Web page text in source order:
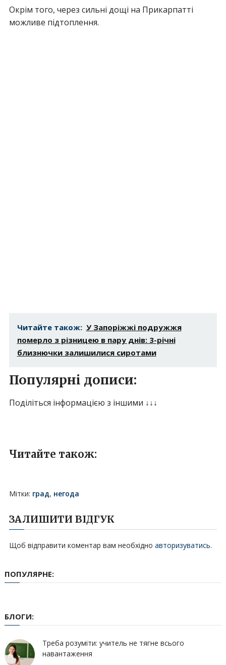
Окрім того, через сильні дощі на Прикарпатті
можливе підтоплення.
Читайте також: У Запоріжжі подружжя
померло з різницею в пару днів: 3-річні
близнючки залишилися сиротами
Популярні дописи:
Поділіться інформацією з іншими ↓↓↓
Читайте також:
Мітки: град, негода
ЗАЛИШИТИ ВІДГУК
Щоб відправити коментар вам необхідно авторизуватись.
ПОПУЛЯРНЕ:
БЛОГИ:
Треба розуміти: учитель не тягне всього
навантаження